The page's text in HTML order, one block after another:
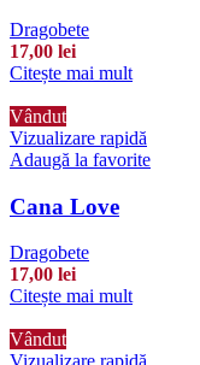
Dragobete
17,00 lei
Citește mai mult
Vândut
Vizualizare rapidă
Adaugă la favorite
Cana Love
Dragobete
17,00 lei
Citește mai mult
Vândut